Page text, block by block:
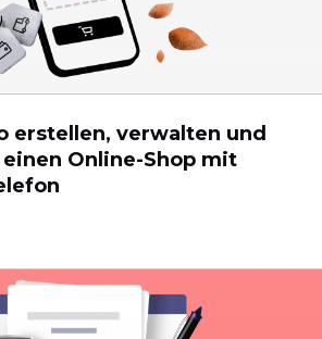
erstellen, verwalten und
Online-Shop mit